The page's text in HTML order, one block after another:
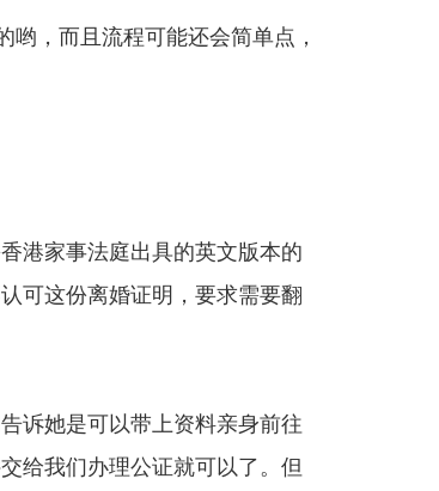
，而且流程可能还会简单点，
港家事法庭出具的英文版本的
可这份离婚证明，要求需要翻
诉她是可以带上资料亲身前往
给我们办理公证就可以了。但